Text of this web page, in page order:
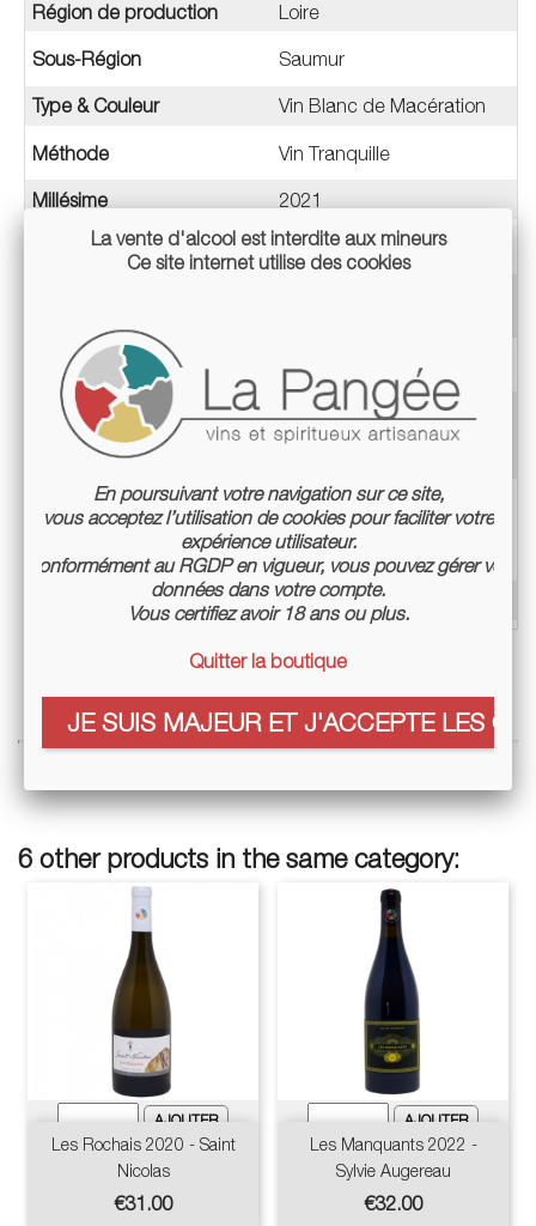
Région de production Loire
Sous-Région Saumur
Type & Couleur Vin Blanc de Macération
Méthode Vin Tranquille
Millésime 2021
Appellation Saumur
Teneur en alcool 12,5%
Label
AB
Biodyvin
Mode de culture
Culture biologique certifiée
Culture en biodynamie
certifiée
Conditionnement Bouteille 75cl
6 other products in the same category:
Les Rochais 2020 - Saint
Nicolas
Price
€31.00
Les Manquants 2022 -
Sylvie Augereau
Price
€32.00
La vente d'alcool est interdite aux mineurs
Ce site internet utilise des cookies
En poursuivant votre navigation sur ce site,
vous acceptez l’utilisation de cookies pour faciliter votre
expérience utilisateur.
Conformément au RGDP en vigueur, vous pouvez gérer vos
données dans votre compte.
Vous certifiez avoir 18 ans ou plus.
Quitter la boutique
JE SUIS MAJEUR ET J'ACCEPTE LES